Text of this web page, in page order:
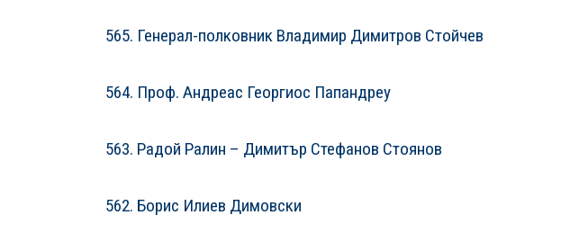
565. Генерал-полковник Владимир Димитров Стойчев
564. Проф. Андреас Георгиос Папандреу
563. Радой Ралин – Димитър Стефанов Стоянов
562. Борис Илиев Димовски